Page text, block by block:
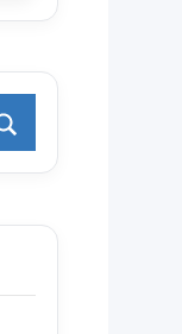
Search